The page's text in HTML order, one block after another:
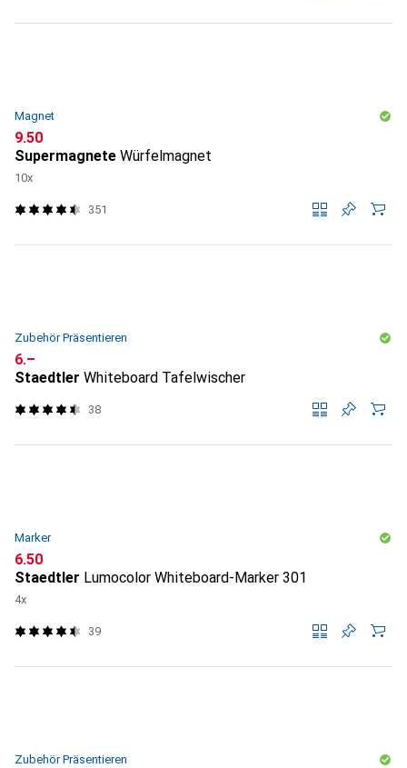
Magnet
CHF
9.50
Supermagnete Würfelmagnet
10x
351
Zubehör Präsentieren
CHF
6.–
Staedtler Whiteboard Tafelwischer
38
Marker
CHF
6.50
Staedtler Lumocolor Whiteboard-Marker 301
4x
39
Zubehör Präsentieren